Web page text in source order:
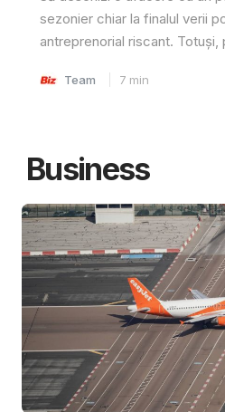
sezonier chiar la finalul verii
antreprenorial riscant. Totuși,
Team 7 min
Business